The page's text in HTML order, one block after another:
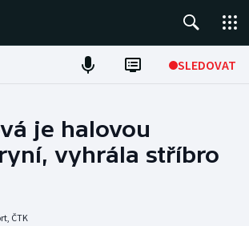
SLEDOVAT
je halovou
vyhrála stříbro
, ČTK